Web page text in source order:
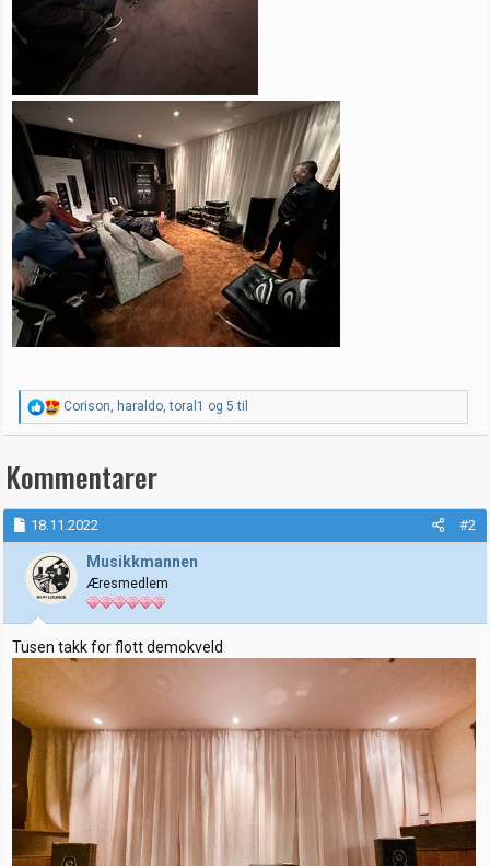
R
e
a
s
j
o
n
e
r
:
Corison, haraldo,toral1 og 5 til
Kommentarer
18.11.2022 #2
Musikkmannen
Æresmedlem
Tusen takk for flott demokveld